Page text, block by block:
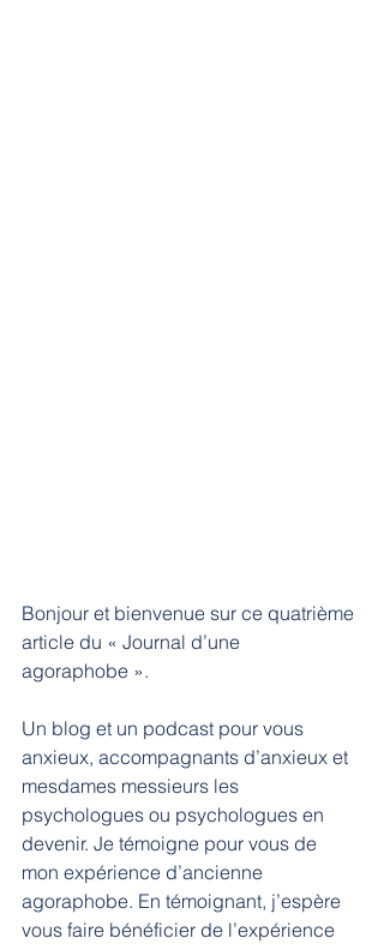
Bonjour et bienvenue sur ce quatrième
article du « Journal d’une
agoraphobe ».
Un blog et un podcast pour vous
anxieux, accompagnants d’anxieux et
mesdames messieurs les
psychologues ou psychologues en
devenir. Je témoigne pour vous de
mon expérience d’ancienne
agoraphobe. En témoignant, j’espère
vous faire bénéficier de l’expérience